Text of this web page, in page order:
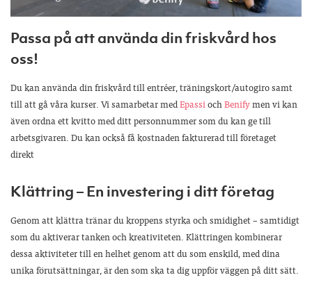
Passa på att använda din friskvård hos
oss!
Du kan använda din friskvård till entréer, träningskort/autogiro samt
till att gå våra kurser. Vi samarbetar medEpassiochBenifymen vi kan
även ordna ett kvitto med ditt personnummer som du kan ge till
arbetsgivaren. Du kan också få kostnaden fakturerad till företaget
direkt
Klättring – En investering i ditt företag
Genom att klättra tränar du kroppens styrka och smidighet – samtidigt
som du aktiverar tanken och kreativiteten. Klättringen kombinerar
dessa aktiviteter till en helhet genom att du som enskild, med dina
unika förutsättningar, är den som ska ta dig uppför väggen på ditt sätt.